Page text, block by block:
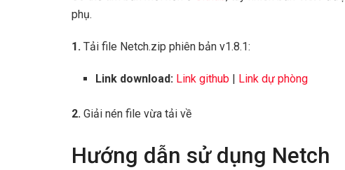
phụ.
1. Tải file Netch.zip phiên bản v1.8.1:
Link download: Link github Link dự phòng
2. Giải nén file vừa tải về
Hướng dẫn sử dụng Netch